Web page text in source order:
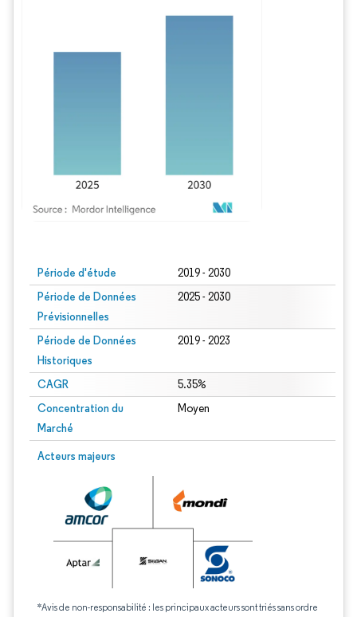
Période d'étude 2019 - 2030
Période de Données
Prévisionnelles
2025 - 2030
Période de Données
Historiques
2019 - 2023
CAGR 5.35%
Concentration du
Marché
Moyen
Acteurs majeurs
*Avis de non-responsabilité : les principaux acteurs sont triés sans ordre